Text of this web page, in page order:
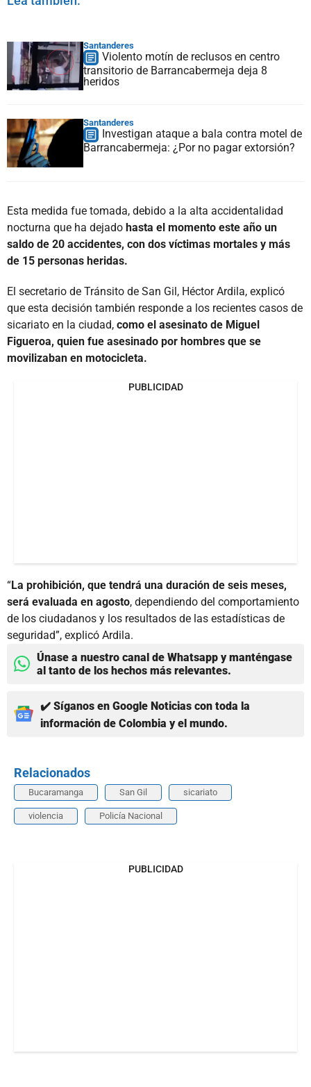
Santanderes
Violento motín de reclusos en centro
transitorio de Barrancabermeja deja 8
heridos
Santanderes
Investigan ataque a bala contra motel de
Barrancabermeja: ¿Por no pagar extorsión?
Esta medida fue tomada, debido a la alta accidentalidad
nocturna que ha dejado hasta el momento este año un
saldo de 20 accidentes, con dos víctimas mortales y más
de 15 personas heridas.
El secretario de Tránsito de San Gil, Héctor Ardila, explicó
que esta decisión también responde a los recientes casos de
sicariato en la ciudad, como el asesinato de Miguel
Figueroa, quien fue asesinado por hombres que se
movilizaban en motocicleta.
PUBLICIDAD
“La prohibición, que tendrá una duración de seis meses,
será evaluada en agosto, dependiendo del comportamiento
de los ciudadanos y los resultados de las estadísticas de
seguridad”, explicó Ardila.
Únase a nuestro canal de Whatsapp y manténgase
al tanto de los hechos más relevantes.
✔️ Síganos en Google Noticias con toda la
información de Colombia y el mundo.
Relacionados
Bucaramanga San Gil sicariato
violencia Policía Nacional
PUBLICIDAD